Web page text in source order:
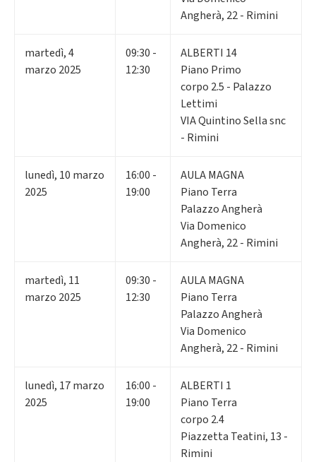
Angherà, 22 - Rimini
martedì,4
marzo 2025
09:30 -
12:30
ALBERTI 14
Piano Primo
corpo 2.5 - Palazzo
Lettimi
VIA Quintino Sella snc
- Rimini
lunedì, 10 marzo
2025
16:00 -
19:00
AULA MAGNA
Piano Terra
Palazzo Angherà
Via Domenico
Angherà, 22 - Rimini
martedì, 11
marzo 2025
09:30 -
12:30
AULA MAGNA
Piano Terra
Palazzo Angherà
Via Domenico
Angherà, 22 - Rimini
lunedì, 17marzo
2025
16:00 -
19:00
ALBERTI 1
Piano Terra
corpo 2.4
Piazzetta Teatini, 13 -
Rimini